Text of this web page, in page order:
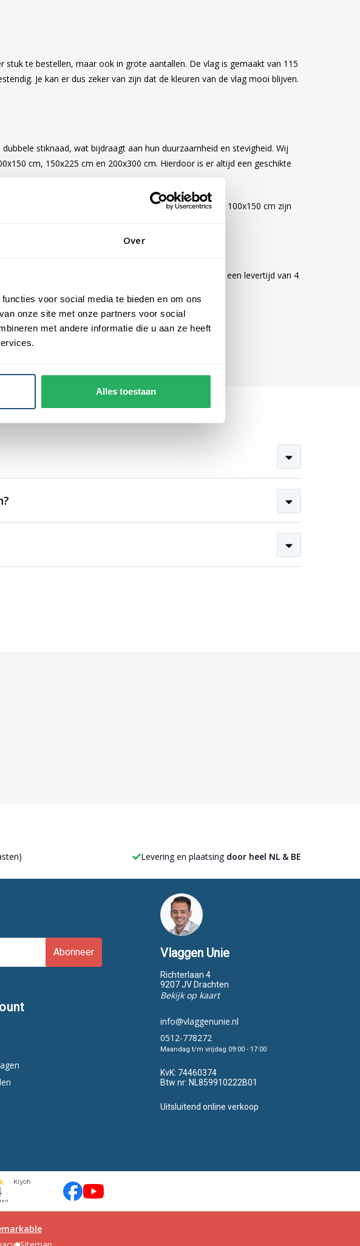
Over
voor social media te bieden en om ons
onze site met onze partners voor social
met andere informatie die u aan ze heeft
Alles toestaan
te bestellen, maar ook in grote aantallen. De vlag is gemaakt van 115
Je kan er dus zeker van zijn dat de kleuren van de vlag mooi blijven.
stiknaad, wat bijdraagt aan hun duurzaamheid en stevigheid. Wij
cm, 150x225 cm en 200x300 cm. Hierdoor is er altijd een geschikte
De vlaggen van 40x60 cm, 70x100 cm en 100x150 cm zijn
van clips.
met de grootst mogelijke zorg gemaakt en hebben een levertijd van 4
Levering en plaatsing door heel NL & BE
Abonneer Vlaggen Unie
Richterlaan 4
9207 JV Drachten
Bekijk op kaart
info@vlaggenunie.nl
0512-778272
Maandag t/m vrijdag 09:00 - 17:00
KvK: 74460374
Btw nr: NL859910222B01
Uitsluitend online verkoop